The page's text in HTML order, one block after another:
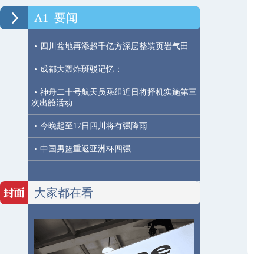
A1 要闻
· 四川盆地再添超千亿方深层整装页岩气田
· 成都大轰炸斑驳记忆：
· 神舟二十号航天员乘组近日将择机实施第三
次出舱活动
· 今晚起至17日四川将有强降雨
· 中国男篮重返亚洲杯四强
大家都在看